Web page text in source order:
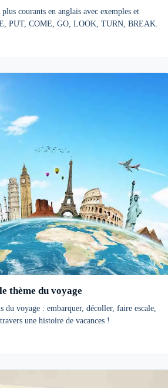
courants en anglais avec exemples et
PUT, COME, GO, LOOK, TURN, BREAK.
thème du voyage
du voyage : embarquer, décoller, faire escale,
une histoire de vacances !